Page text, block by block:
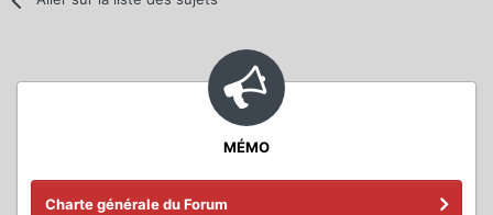
MÉMO
Charte générale du Forum